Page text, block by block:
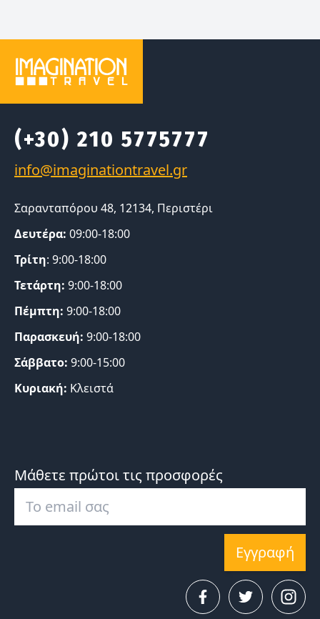
(+30) 210 5775777
Σαρανταπόρου 48, 12134, Περιστέρι
Δευτέρα: 09:00-18:00
Τρίτη: 9:00-18:00
Τετάρτη: 9:00-18:00
Πέμπτη: 9:00-18:00
Παρασκευή: 9:00-18:00
Σάββατο: 9:00-15:00
Κυριακή: Κλειστά
Μάθετε πρώτοι τις προσφορές
Εγγραφή